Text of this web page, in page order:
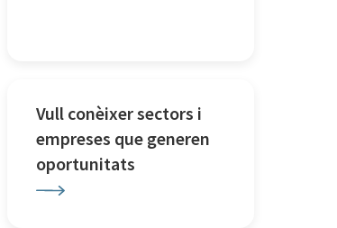
Vull conèixer sectors i
empreses que generen
oportunitats